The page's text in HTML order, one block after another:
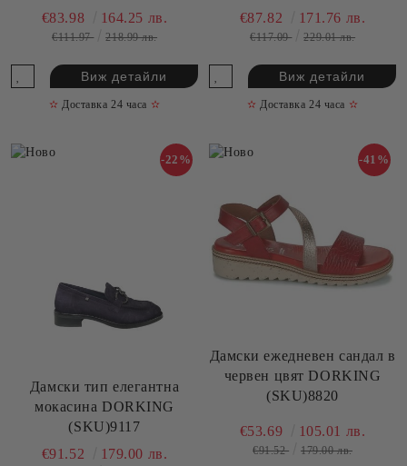
€83.98 164.25 лв.
€111.97 218.99 лв.
Виж детайли
✫ Доставка 24 часа ✫
€87.82 171.76 лв.
€117.09 229.01 лв.
Виж детайли
✫ Доставка 24 часа ✫
Дамски тип елегантна
мокасина DORKING
(SKU)9117
-22%
€91.52 179.00 лв.
Дамски ежедневен сандал в
червен цвят DORKING
(SKU)8820
-41%
€53.69 105.01 лв.
€91.52 179.00 лв.